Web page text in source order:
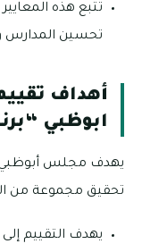
تتبع هذه
تحسين المدارس
أهداف
ابوظبي
يهدف مجلس أبوظبي
تحقيق مجموعة من
يهدف التقييم